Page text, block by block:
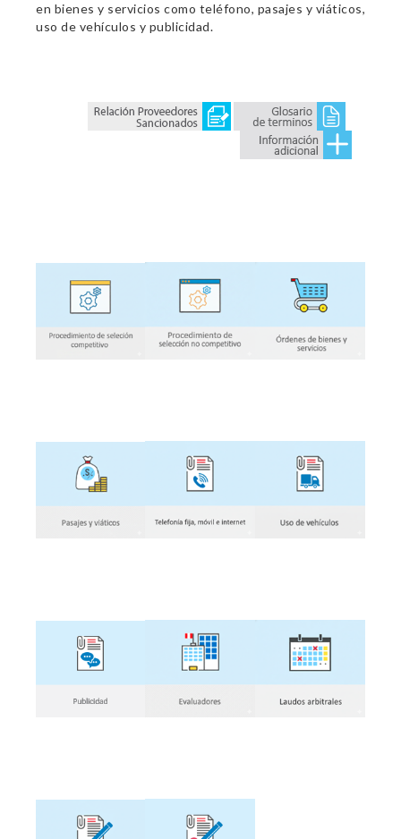
en bienes y servicios como teléfono, pasajes y viáticos,
uso de vehículos y publicidad.